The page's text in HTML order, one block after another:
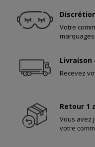
Votre
marquages.
Livraison
Recevez
Retour 1
Vous avez
votre